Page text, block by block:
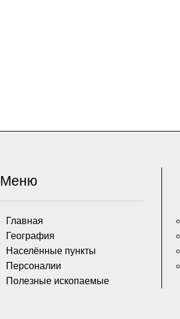
Меню
Главная
География
Населённые пункты
Персоналии
Полезные ископаемые